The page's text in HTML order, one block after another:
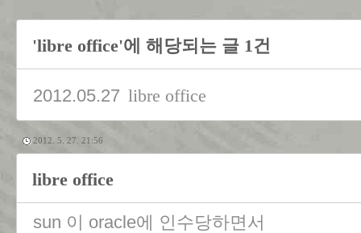
'libre office'에 해당되는 글 1건
2012.05.27 libre office
2012. 5. 27. 21:56
libre office
sun 이 oracle에 인수당하면서